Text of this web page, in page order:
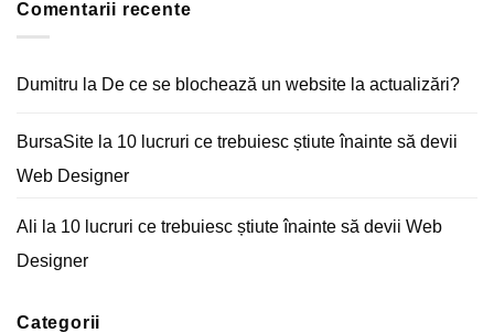
unui
marketing
Comentarii recente
Dumitru la De ce se blochează un website la actualizări?
BursaSite la 10 lucruri ce trebuiesc știute înainte să devii
Web Designer
Ali la 10 lucruri ce trebuiesc știute înainte să devii Web
Designer
Categorii